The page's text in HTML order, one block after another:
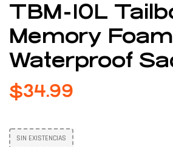
TBM-10L
Memory
Waterproof
$34.99
SIN EXISTENCIAS